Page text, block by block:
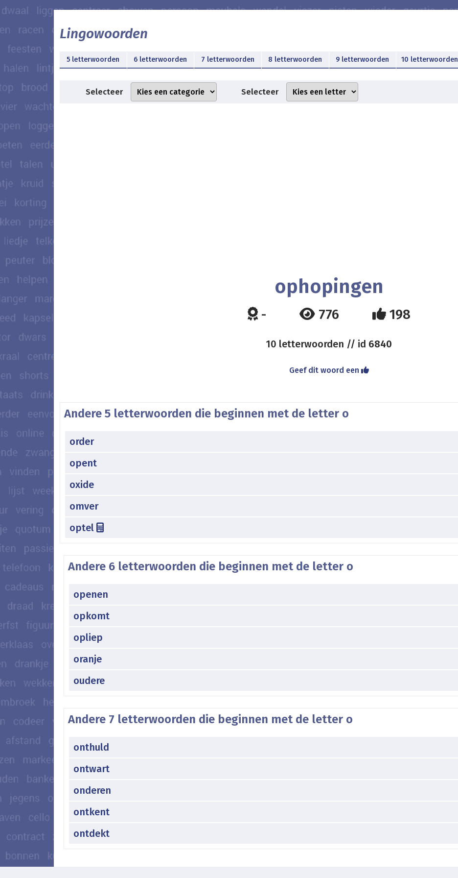
Lingowoorden
5 letterwoorden 6 letterwoorden 7 letterwoorden 8 letterwoorden 9 letterwoorden 10 letterwoorden
Selecteer Selecteer
ophopingen
- 776 198
10 letterwoorden // id 6840
Geef dit woord een
Andere 5 letterwoorden die beginnen met de letter o
order
opent
oxide
omver
optel
Andere 6 letterwoorden die beginnen met de letter o
openen
opkomt
opliep
oranje
oudere
Andere 7 letterwoorden die beginnen met de letter o
onthuld
ontwart
onderen
ontkent
ontdekt